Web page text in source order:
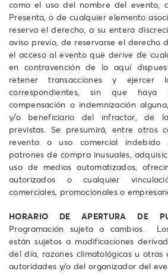
como el uso del nombre del evento,
Presenta, o de cualquier elemento
reserva el derecho, a su entera
aviso previo, de reservarse el derecho
el acceso al evento que derive de
en contravención de lo aquí
retener transacciones y ejercer
correspondientes, sin que haya
compensación o indemnización
y/o beneficiario del infractor, de
previstas. Se presumirá, entre otros
reventa o uso comercial indebido
patrones de compra inusuales,
uso de medios automatizados,
autorizados o cualquier
comerciales, promocionales o
HORARIO DE APERTURA DE
Programación sujeta a cambios.
están sujetos a modificaciones
del día, razones climatológicas u otras
autoridades y/o del organizador del